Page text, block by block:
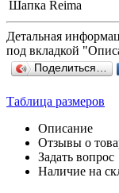
Шапка Reima
Детальная
под вкладкой
Поделиться…
Таблица размеров
Описание
Отзывы о
Задать вопрос
Наличие на